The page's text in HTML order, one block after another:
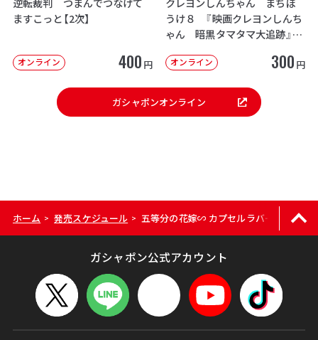
ますこっと【2次】
オンライン 400 円
うけ８ 『映画クレヨンしんち
ゃん 暗黒タマタマ大追跡』【2
オンライン 300 円
ガシャポンオンライン
ホーム > 発売スケジュール > 五等分の花嫁∽ カプセルラバーマスコッ
ガシャポン公式アカウント